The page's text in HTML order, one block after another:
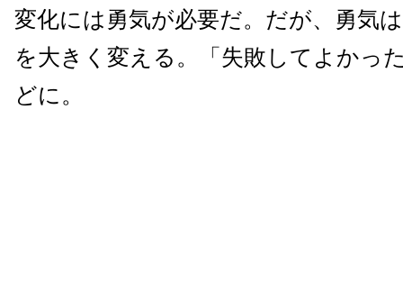
変化には勇気が必要だ。だが、勇気
を大きく変える。「失敗してよかっ
どに。